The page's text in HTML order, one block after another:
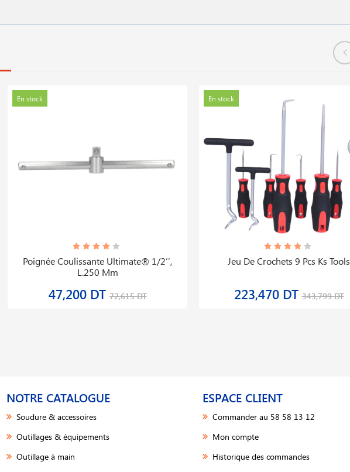
En stock
Poignée Coulissante Ultimate® 1/2′′,
L.250 Mm
47,200 DT72,615 DT
En stock
Jeu De Crochets 9 Pcs Ks Tools
223,470 DT343,799 DT
NOTRE CATALOGUE
Soudure & accessoires
Outillages & équipements
Outillage à main
ESPACE CLIENT
Commander au 58 58 13 12
Mon compte
Historique des commandes